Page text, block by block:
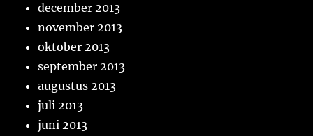
december 2013
november 2013
oktober 2013
september 2013
augustus 2013
juli 2013
juni 2013